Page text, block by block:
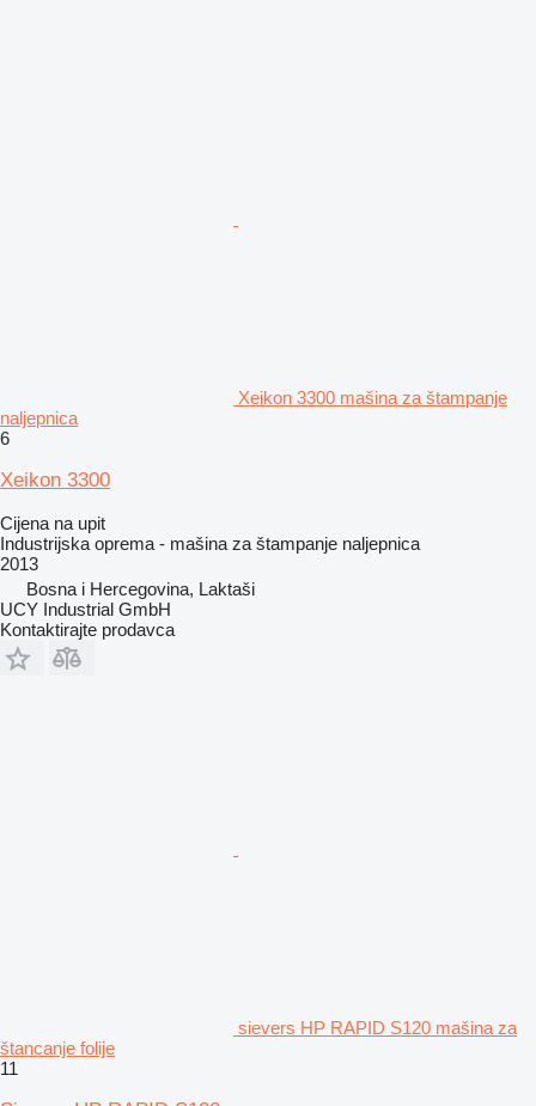
Xeikon 3300 mašina za štampanje
naljepnica
6
Xeikon 3300
Cijena na upit
Industrijska oprema - mašina za štampanje naljepnica
2013
Bosna i Hercegovina, Laktaši
UCY Industrial GmbH
Kontaktirajte prodavca
sievers HP RAPID S120 mašina za
štancanje folije
11